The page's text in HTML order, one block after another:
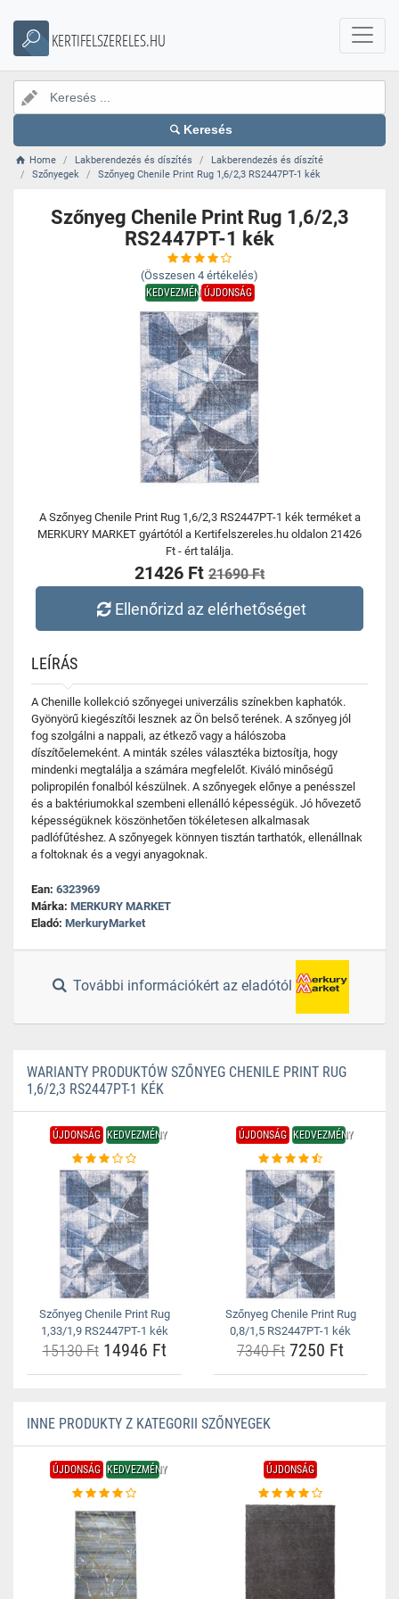
KERTIFELSZERELES.HU
Keresés
Home Lakberendezés és díszítés
Lakberendezés és díszíté
Szőnyegek
Szőnyeg Chenile Print Rug 1,6/2,3 RS2447PT-1 kék
Szőnyeg Chenile Print Rug 1,6/2,3
RS2447PT-1 kék
(Összesen 4 értékelés)
KEDVEZMÉNYÚJDONSÁG
A Szőnyeg Chenile Print Rug 1,6/2,3 RS2447PT-1 kék terméket a
MERKURY MARKET gyártótól a Kertifelszereles.hu oldalon 21426
Ft - ért találja.
21426 Ft 21690 Ft
Ellenőrizd az elérhetőséget
LEÍRÁS
A Chenille kollekció szőnyegei univerzális színekben kaphatók.
Gyönyörű kiegészítői lesznek az Ön belső terének. A szőnyeg jól
fog szolgálni a nappali, az étkező vagy a hálószoba
díszítőelemeként. A minták széles választéka biztosítja, hogy
mindenki megtalálja a számára megfelelőt. Kiváló minőségű
polipropilén fonalból készülnek. A szőnyegek előnye a penésszel
és a baktériumokkal szembeni ellenálló képességük. Jó hővezető
képességüknek köszönhetően tökéletesen alkalmasak
padlófűtéshez. A szőnyegek könnyen tisztán tarthatók, ellenállnak
a foltoknak és a vegyi anyagoknak.
Ean: 6323969
Márka: MERKURY MARKET
Eladó: MerkuryMarket
További információkért az eladótól
WARIANTY PRODUKTÓW SZŐNYEG CHENILE PRINT RUG
1,6/2,3 RS2447PT-1 KÉK
ÚJDONSÁG KEDVEZMÉNY
Szőnyeg Chenile Print Rug
1,33/1,9 RS2447PT-1 kék
15130 Ft14946 Ft
ÚJDONSÁG KEDVEZMÉNY
Szőnyeg Chenile Print Rug
0,8/1,5 RS2447PT-1 kék
7340 Ft 7250 Ft
INNE PRODUKTY Z KATEGORII SZŐNYEGEK
ÚJDONSÁG KEDVEZMÉNY ÚJDONSÁG